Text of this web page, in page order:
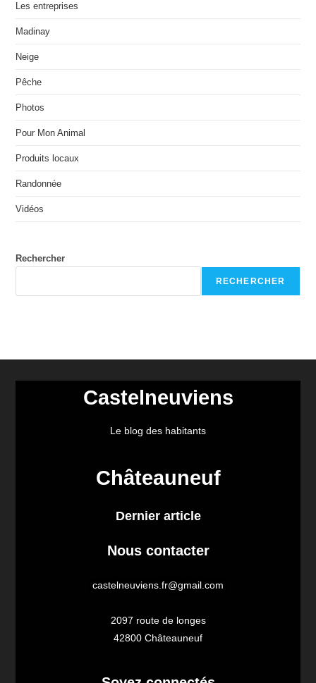
Les entreprises
Madinay
Neige
Pêche
Photos
Pour Mon Animal
Produits locaux
Randonnée
Vidéos
Rechercher
RECHERCHER
Castelneuviens
Le blog des habitants
Châteauneuf
Dernier article
Nous contacter
castelneuviens.fr@gmail.com
2097 route de longes
42800 Châteauneuf